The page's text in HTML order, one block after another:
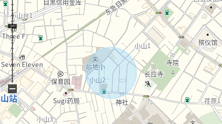
▼周边环境
・在周围，超市以及便利店充实，便利性高的居住环境
■ 在找想要的家方面给予帮助的━━━━━・・・
房源的详细、需讨论是如有意向，请跟我们联系。
−